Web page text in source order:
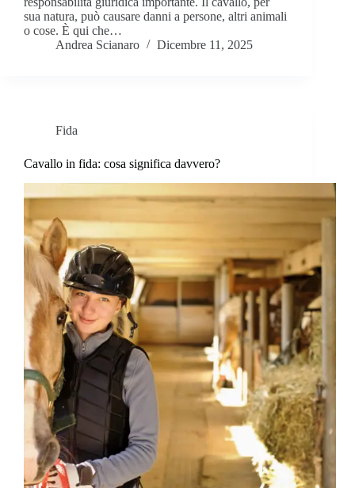
sua natura, può causare danni a persone, altri animali
o cose. È qui che…
Andrea Scianaro
Dicembre 11, 2025
Fida
Cavallo in fida: cosa significa davvero?